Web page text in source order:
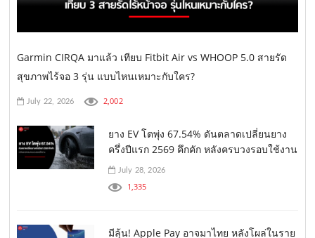
Garmin CIRQA มาแล้ว เทียบ Fitbit Air vs WHOOP 5.0 สายรัด
สุขภาพไร้จอ 3 รุ่น แบบไหนเหมาะกับใคร?
July 22, 2026 2,002
ยาง EV โตพุ่ง 67.54% ดันตลาดเปลี่ยนยาง
ครึ่งปีแรก 2569 คึกคัก หลังครบวงรอบใช้งาน
July 28, 2026
1,335
มีลุ้น! Apple Pay อาจมาไทย หลังโผล่ในราย